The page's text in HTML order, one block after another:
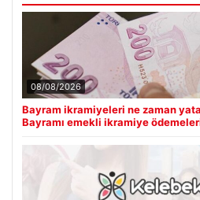
08/08/2026
Bayram ikramiyeleri ne zaman
Bayramı emekli ikramiye